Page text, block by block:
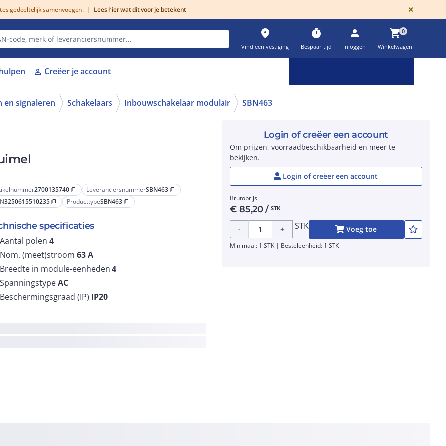
gedeeltelijk samenvoegen. | Lees hier wat dit voor je betekent ×
place
Vind een vestiging
timer
Bespaar tijd
person
Inloggen
shopping_cart0
Winkelwagen
person Creëer je account
en signaleren Schakelaars Inbouwschakelaar modulair SBN463
2700135740 content_copy LeveranciersnummerSBN463 content_copy
3250615510235 content_copy ProducttypeSBN463 content_copy
specificaties
Aantal polen 4
Nom. (meet)stroom 63A
Breedte in module-eenheden 4
SpanningstypeAC
Beschermingsgraad (IP) IP20
Login of creëer een account
Om prijzen, voorraadbeschikbaarheid en meer te
bekijken.
Login of creëer een account
Brutoprijs
€85,20/ STK
- + STK Voeg toe
Minimaal: 1 STK | Besteleenheid: 1 STK